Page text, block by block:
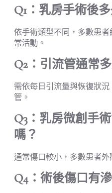
Q1：乳房手術後
依手術類型不同，多數患
常活動。
Q2：引流管通常
需依每日引流量與恢復狀
管。
Q3：乳房微創手
嗎？
通常傷口較小，多數患者外
Q4：術後傷口有